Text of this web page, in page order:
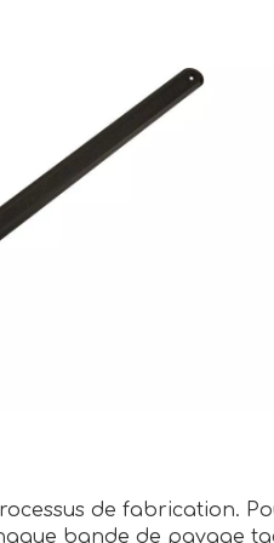
de fabrication.
bande de pavage